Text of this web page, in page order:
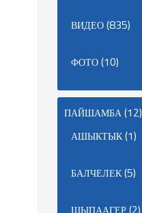
ВИДЕО(835)
ФОТО(10)
ПАЙШАМБА(12)
АШЫКТЫК(1)
БАЛЧЕЛЕК(5)